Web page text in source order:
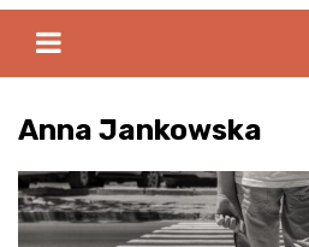
Anna Jankowska